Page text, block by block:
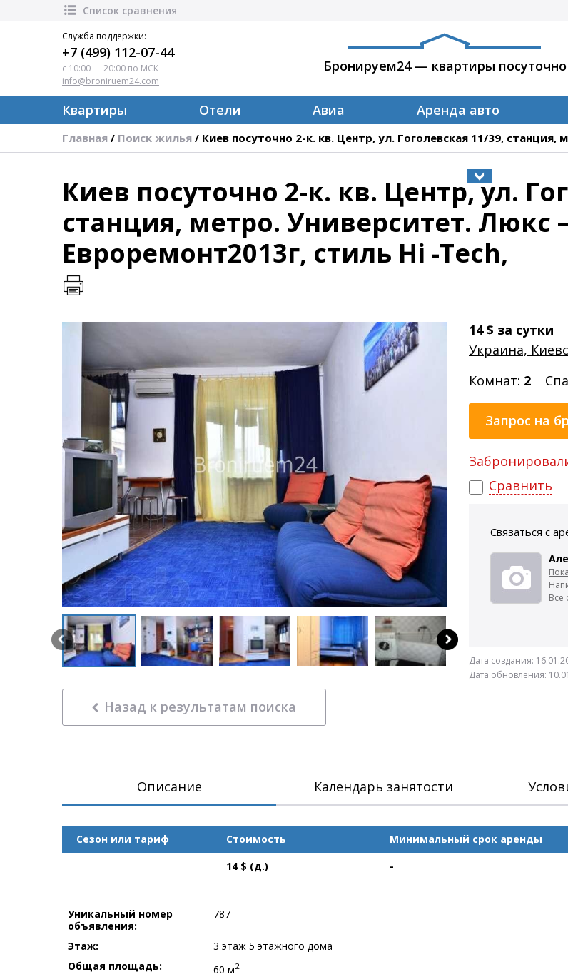
Список сравнения
Служба поддержки:
+7 (499) 112-07-44
с 10:00 — 20:00 по МСК
info@broniruem24.com
Бронируем24 — квартиры посуточно
Квартиры Отели Авиа Аренда авто
Главная / Поиск жилья / Киев посуточно 2-к. кв. Центр, ул. Гоголевская 11/39, станция,
Киев посуточно 2-к. кв. Центр, ул.
станция, метро. Университет. Люкс
Евроремонт2013г, стиль Hi -Tech,
Назад к результатам поиска
14 $ за сутки
Украина,
Комнат: 2
Запрос на
Сравнить
Связаться с
Все
Дата создания:
Дата обновления:
Описание Календарь занятости
Сезон или тариф Стоимость Минимальный срок аренды
14 $ (д.)
-
Уникальный номер
объявления:
787
Этаж:
3 этаж 5 этажного дома
Общая площадь:
60 м2